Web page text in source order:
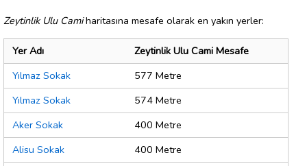
Zeytinlik Ulu Camiharitasına mesafe olarak en yakın yerler:
Yer Adı
Zeytinlik Ulu Cami Mesafe
Yılmaz Sokak
577 Metre
Yılmaz Sokak
574 Metre
Aker Sokak
400 Metre
Alisu Sokak
400 Metre